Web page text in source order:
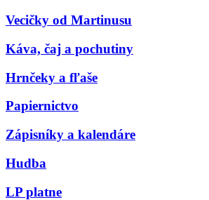
Vecičky od Martinusu
Káva, čaj a pochutiny
Hrnčeky a fľaše
Papiernictvo
Zápisníky a kalendáre
Hudba
LP platne